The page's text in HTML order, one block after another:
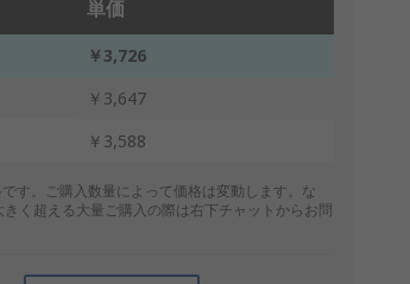
単価
￥3,726
￥3,647
￥3,588
す。ご購入数量によって価格は変動します。な
く超える大量ご購入の際は右下チャットからお問